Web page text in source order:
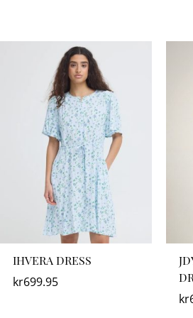
IHVERA DRESS
kr699.95
kr